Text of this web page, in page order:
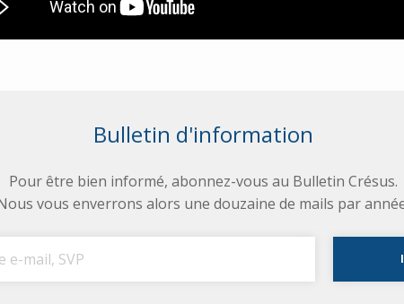
Bulletin d'information
Pour être bien informé, abonnez-vous au Bulletin Crésus.
vous enverrons alors une douzaine de mails par